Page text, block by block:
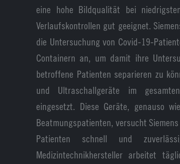
eine hohe Bildqualität bei
Verlaufskontrollen gut geeignet.
die Untersuchung von Covid-19-
Containern an, um damit ihre
betroffene Patienten separieren zu
und Ultraschallgeräte im
eingesetzt. Diese Geräte, genauso
Beatmungspatienten, versucht
Patienten schnell und
Medizintechnikhersteller arbeitet